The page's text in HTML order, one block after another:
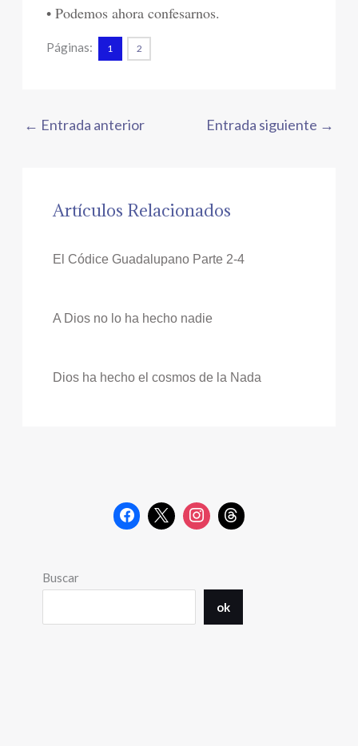
• Podemos ahora confesarnos.
Páginas: 1 2
← Entrada anterior Entrada siguiente →
Artículos Relacionados
El Códice Guadalupano Parte 2-4
A Dios no lo ha hecho nadie
Dios ha hecho el cosmos de la Nada
Buscar
ok